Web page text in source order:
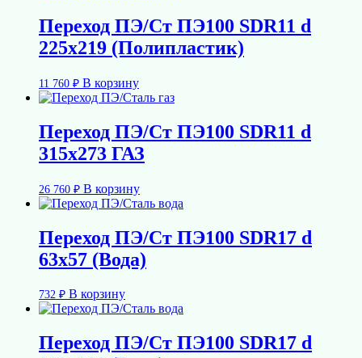
Переход ПЭ/Ст ПЭ100 SDR11 d
225х219 (Полипластик)
11 760 ₽ В корзину
Переход ПЭ/Ст ПЭ100 SDR11 d
315х273 ГАЗ
26 760 ₽ В корзину
Переход ПЭ/Ст ПЭ100 SDR17 d
63х57 (Вода)
732 ₽ В корзину
Переход ПЭ/Ст ПЭ100 SDR17 d